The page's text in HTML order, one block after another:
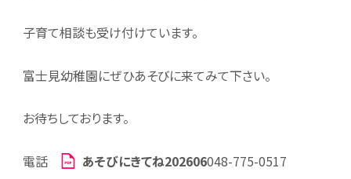
子育て相談も受け付けています。
富士見幼稚園にぜひあそびに来てみて下さい。
お待ちしております。
電話 あそびにきてね202606048-775-0517